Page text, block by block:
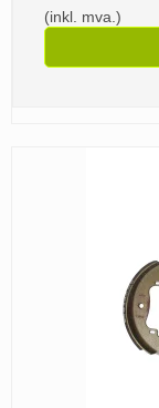
(inkl. mva.)